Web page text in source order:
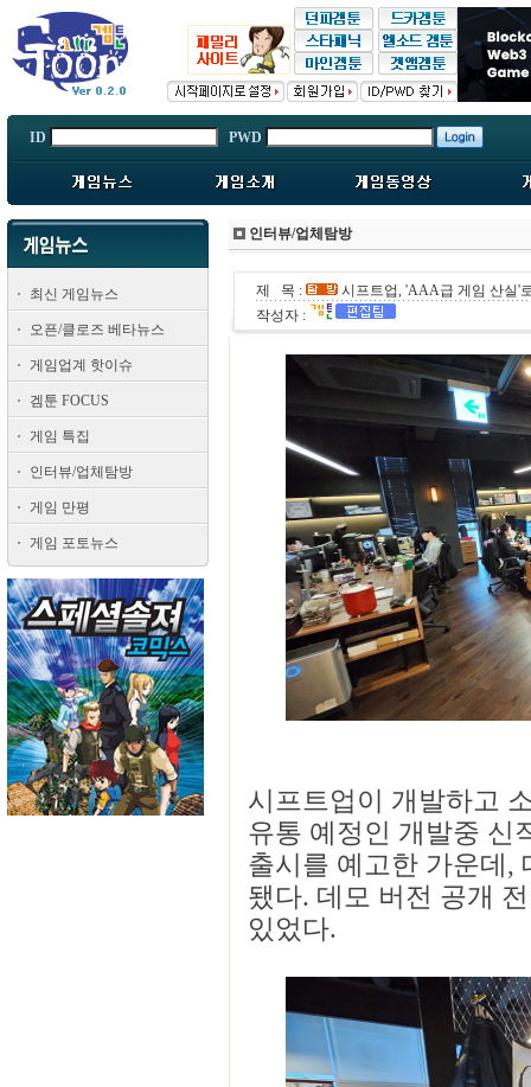
ID PWD
최신 게임뉴스
오픈/클로즈 베타뉴스
게임업계 핫이슈
겜툰 FOCUS
게임 특집
인터뷰/업체탐방
게임 만평
게임 포토뉴스
인터뷰/업체탐방
제 목 :
시프트업, 'AAA급 게임 산실'
작성자 :
시프트업이 개발하고
유통 예정인 개발중 신
출시를 예고한 가운데,
됐다. 데모 버전 공개
있었다.